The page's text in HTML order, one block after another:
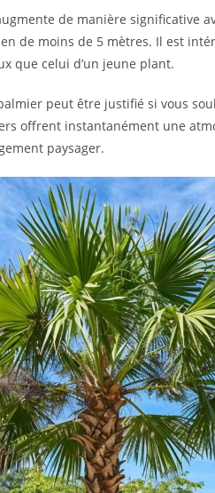
de manière significative
de moins de 5 mètres. Il est
que celui d’un jeune plant.
peut être justifié si vous
offrent instantanément une
paysager.